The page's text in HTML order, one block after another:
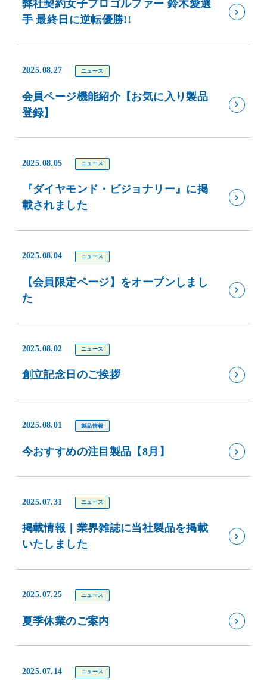
弊社契約女子プロゴルファー 鈴木愛選
手 最終日に逆転優勝!!
2025.08.27 ニュース
会員ページ機能紹介【お気に入り製品
登録】
2025.08.05 ニュース
『ダイヤモンド・ビジョナリー』に掲
載されました
2025.08.04 ニュース
【会員限定ページ】をオープンしまし
た
2025.08.02 ニュース
創立記念日のご挨拶
2025.08.01 製品情報
今おすすめの注目製品【8月】
2025.07.31 ニュース
掲載情報｜業界雑誌に当社製品を掲載
いたしました
2025.07.25 ニュース
夏季休業のご案内
2025.07.14 ニュース